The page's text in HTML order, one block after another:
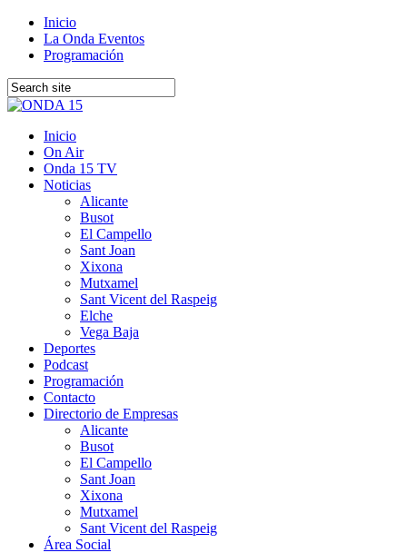
Inicio
La Onda Eventos
Programación
Inicio
On Air
Onda 15 TV
Noticias
Alicante
Busot
El Campello
Sant Joan
Xixona
Mutxamel
Sant Vicent del Raspeig
Elche
Vega Baja
Deportes
Podcast
Programación
Contacto
Directorio de Empresas
Alicante
Busot
El Campello
Sant Joan
Xixona
Mutxamel
Sant Vicent del Raspeig
Área Social